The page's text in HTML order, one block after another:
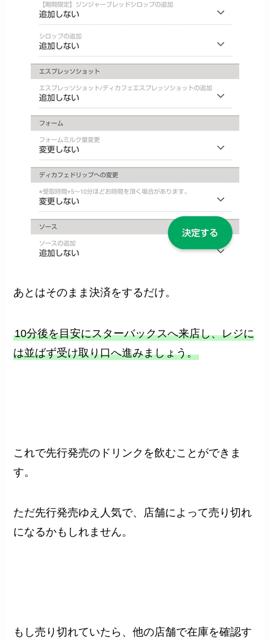
あとはそのまま決済をするだけ。
10分後を目安にスターバックスへ来店し、レジに
は並ばず受け取り口へ進みましょう。
これで先行発売のドリンクを飲むことができま
す。
ただ先行発売ゆえ人気で、店舗によって売り切れ
になるかもしれません。
もし売り切れていたら、他の店舗で在庫を確認す